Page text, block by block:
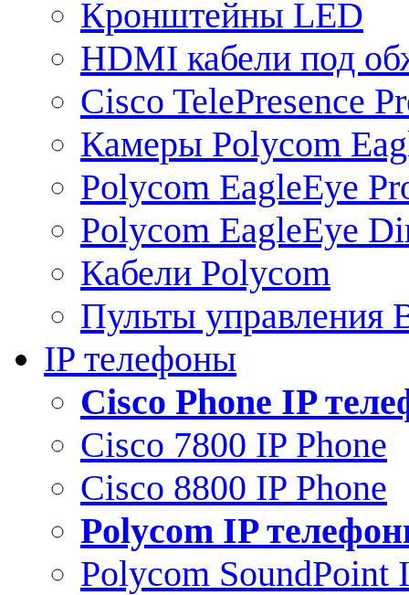
Кронштейны LED
HDMI кабели под
Cisco TelePresence
Камеры Polycom
Polycom EagleEye
Polycom EagleEye
Кабели Polycom
Пульты управления
IP телефоны
Сisco Phone IP
Cisco 7800 IP Phone
Cisco 8800 IP Phone
Polycom IP
Polycom SoundPoint